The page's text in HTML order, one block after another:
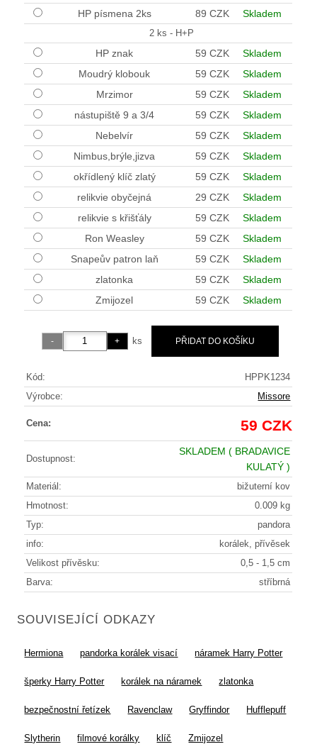
HP písmena 2ks
89 CZK Skladem
2 ks - H+P
HP znak 59 CZK
Skladem
Moudrý klobouk
59 CZK
Skladem
Mrzimor
59 CZK
Skladem
nástupiště 9 a 3/4
59 CZK
Skladem
Nebelvír
59 CZK
Skladem
Nimbus,brýle,jizva
59 CZK
Skladem
okřídlený klíč zlatý
59 CZK
Skladem
relikvie obyčejná
29 CZK
Skladem
relikvie s křišťály
59 CZK
Skladem
Ron Weasley
59 CZK
Skladem
Snapeův patron laň
59 CZK
Skladem
zlatonka
59 CZK
Skladem
Zmijozel
59 CZK Skladem
ks
Kód:
HPPK1234
Výrobce:
Missore
Cena: 59 CZK
Dostupnost:
SKLADEM ( BRADAVICE
KULATÝ )
Materiál:
bižuterní kov
Hmotnost:
0.009 kg
Typ:
pandora
info:
korálek, přívěsek
Velikost přívěsku:
0,5 - 1,5 cm
Barva:
stříbrná
SOUVISEJÍCÍ ODKAZY
Hermiona pandorka korálek visací náramek Harry Potter
šperky Harry Potter korálek na náramek zlatonka
bezpečnostní řetízek Ravenclaw Gryffindor Hufflepuff
Slytherin filmové korálky klíč Zmijozel